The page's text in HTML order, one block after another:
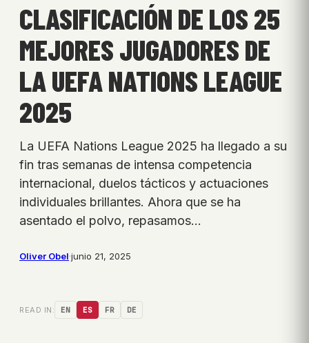
CLASIFICACIÓN DE LOS 25
MEJORES JUGADORES DE
LA UEFA NATIONS LEAGUE
2025
La UEFA Nations League 2025 ha llegado a su
fin tras semanas de intensa competencia
internacional, duelos tácticos y actuaciones
individuales brillantes. Ahora que se ha
asentado el polvo, repasamos…
Oliver Obel·junio 21, 2025
READ IN: EN ES FR DE